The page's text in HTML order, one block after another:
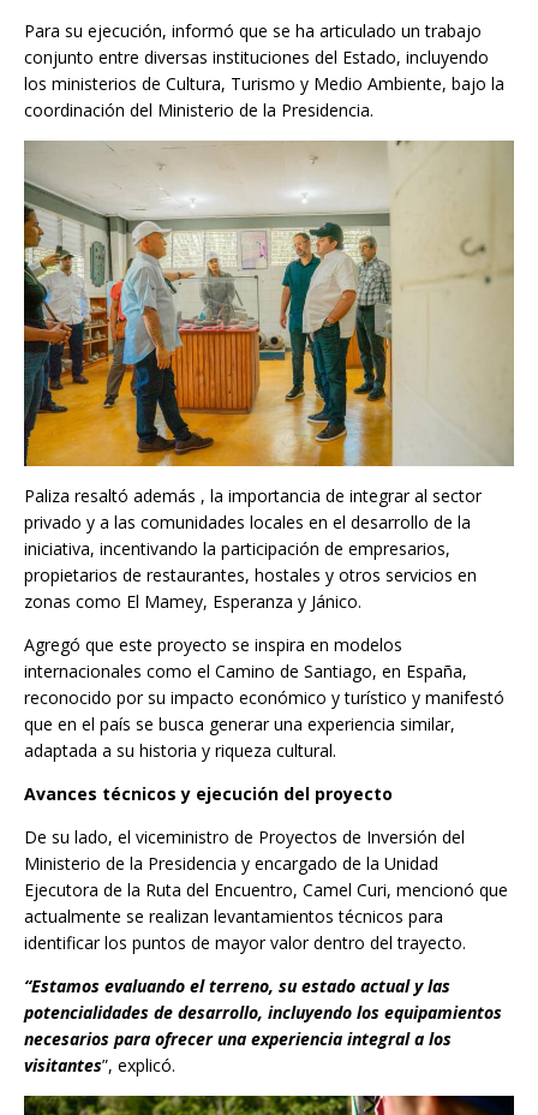
Para su ejecución, informó que se ha articulado un trabajo
conjunto entre diversas instituciones del Estado, incluyendo
los ministerios de Cultura, Turismo y Medio Ambiente, bajo la
coordinación del Ministerio de la Presidencia.
Paliza resaltó además , la importancia de integrar al sector
privado y a las comunidades locales en el desarrollo de la
iniciativa, incentivando la participación de empresarios,
propietarios de restaurantes, hostales y otros servicios en
zonas como El Mamey, Esperanza y Jánico.
Agregó que este proyecto se inspira en modelos
internacionales como el Camino de Santiago, en España,
reconocido por su impacto económico y turístico y manifestó
que en el país se busca generar una experiencia similar,
adaptada a su historia y riqueza cultural.
Avances técnicos y ejecución del proyecto
De su lado, el viceministro de Proyectos de Inversión del
Ministerio de la Presidencia y encargado de la Unidad
Ejecutora de la Ruta del Encuentro, Camel Curi, mencionó que
actualmente se realizan levantamientos técnicos para
identificar los puntos de mayor valor dentro del trayecto.
“Estamos evaluando el terreno, su estado actual y las
potencialidades de desarrollo, incluyendo los equipamientos
necesarios para ofrecer una experiencia integral a los
visitantes”, explicó.